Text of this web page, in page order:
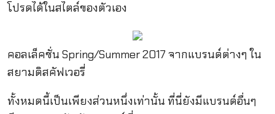
โปรดได้ในสไตล์ของตัวเอง
คอลเล็คชั่น Spring/Summer 2017 จากแบรนด์ต่างๆ ใน
สยามดิสคัฟเวอรี่
ทั้งหมดนี้เป็นเพียงส่วนหนึ่งเท่านั้น ที่นี่ยังมีแบรนด์อื่นๆ